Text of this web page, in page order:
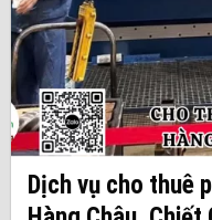
Dịch vụ cho thuê